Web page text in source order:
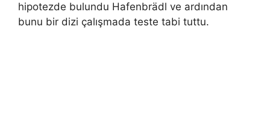
hipotezde bulundu Hafenbrädl ve ardından
bunu bir dizi çalışmada teste tabi tuttu.